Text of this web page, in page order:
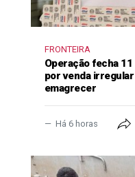
FRONTEIRA
Operação fecha
por venda
emagrecer
Há 6 horas